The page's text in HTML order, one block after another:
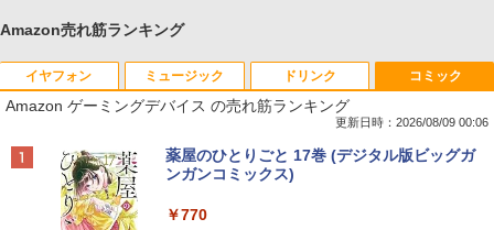
Amazon売れ筋ランキング
イヤフォン
Anker Soundcore P42i (Bluetooth 6.1)【完
全ワイヤレスイヤホン/ウルトラノイズキャン
間再生 / コンパクト形状/持ち運びに便利 / IP5
ミュージック
BRUCE WAYNE feat. Flo Milli, ATL Jacob
[Explicit]
￥250
ドリンク
by Amazon 天然水 ラベルレス 500ml ×24本
富士山の天然水 バナジウム含有 水 ミネラル
ットル (Smart Basic)
コミック
Amazon ゲーミングデバイス の売れ筋ランキング
更新日時：2026/08/09 00:06
薬屋のひとりごと 17巻 (デジタル版ビッグガ
ンガンコミックス)
￥770